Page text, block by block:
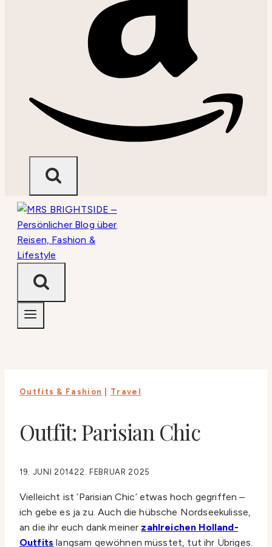
Outfits & Fashion Travel
Outfit: Parisian Chic
19. JUNI 201422. FEBRUAR 2025
Vielleicht ist ‘Parisian Chic’ etwas hoch gegriffen –
ich gebe es ja zu. Auch die hübsche Nordseekulisse,
an die ihr euch dank meiner zahlreichen Holland-
Outfits langsam gewöhnen müsstet, tut ihr Übriges.